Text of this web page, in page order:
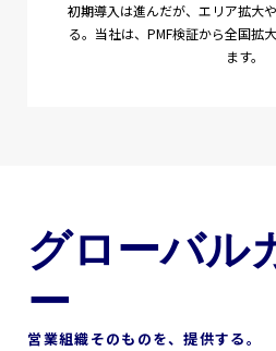
初期導入は進んだが、エリア拡大
る。当社は、PMF検証から全国拡
ます。
グローバル
ー
営業組織そのものを、提供する。